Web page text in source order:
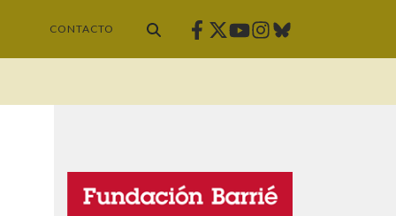
CONTACTO Facebook
Twitter
Youtube
Instagram
Bluesky